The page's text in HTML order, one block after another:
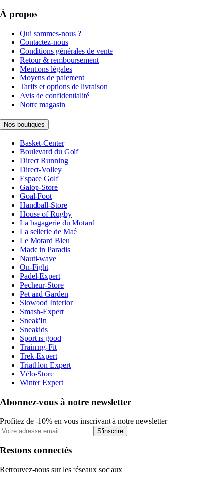
À propos
Qui sommes-nous ?
Contactez-nous
Conditions générales de vente
Retour & remboursement
Mentions légales
Moyens de paiement
Tarifs et options de livraison
Avis de confidentialité
Notre magasin
Nos boutiques
Basket-Center
Boulevard du Golf
Direct Running
Direct-Volley
Espace Golf
Galop-Store
Goal-Foot
Handball-Store
House of Rugby
La bagagerie du Motard
La sellerie de Maé
Le Motard Bleu
Made in Paradis
Nauti-wave
On-Fight
Padel-Expert
Pecheur-Store
Pet and Garden
Slowood Interior
Smash-Expert
Sneak'In
Sneakids
Sport is good
Training-Fit
Trek-Expert
Triathlon Expert
Vélo-Store
Winter Expert
Abonnez-vous à notre newsletter
Profitez de -10% en vous inscrivant à notre newsletter
S'inscrire
Restons connectés
Retrouvez-nous sur les réseaux sociaux